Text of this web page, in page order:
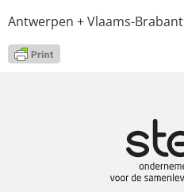
Antwerpen + Vlaams-Brabant